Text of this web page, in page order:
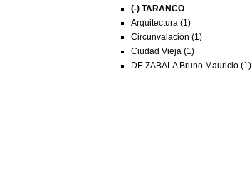
(-) TARANCO
Arquitectura (1)
Circunvalación (1)
Ciudad Vieja (1)
DE ZABALA Bruno Mauricio (1)